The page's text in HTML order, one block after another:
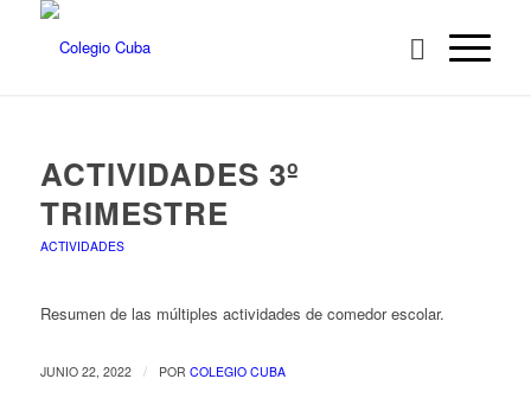
ACTIVIDADES 3º
TRIMESTRE
ACTIVIDADES
Resumen de las múltiples actividades de comedor escolar.
JUNIO 22, 2022 / POR COLEGIO CUBA